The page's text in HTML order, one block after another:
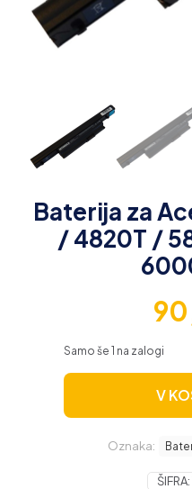
Baterija za
/ 4820T /
Samo še 1 na zalogi
V
Oznaka:
ŠIFRA: